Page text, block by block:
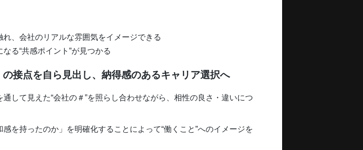
、会社のリアルな雰囲気をイメージできる
る“共感ポイント”が見つかる
接点を自ら見出し、納得感のあるキャリア選択へ
して見えた“会社の＃”を照らし合わせながら、相性の良さ・違いにつ
感を持ったのか」を明確化することによって“働くこと”へのイメージを